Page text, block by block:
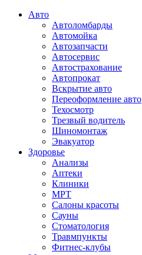
Авто
Автоломбарды
Автомойка
Автозапчасти
Автосервис
Автострахование
Автопрокат
Вскрытие авто
Переоформление авто
Техосмотр
Трезвый водитель
Шиномонтаж
Эвакуатор
Здоровье
Анализы
Аптеки
Клиники
МРТ
Салоны красоты
Сауны
Стоматология
Травмпункты
Фитнес-клубы